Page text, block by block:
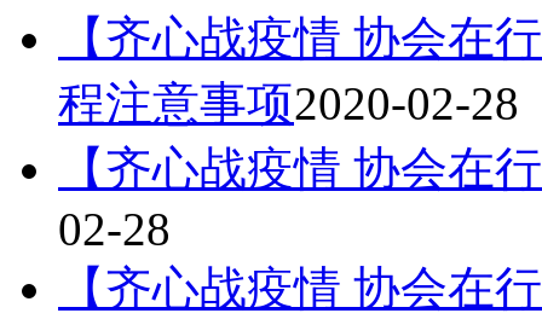
【齐心战疫情 协会在
程注意事项2020-02-28
【齐心战疫情 协会在
02-28
【齐心战疫情 协会在